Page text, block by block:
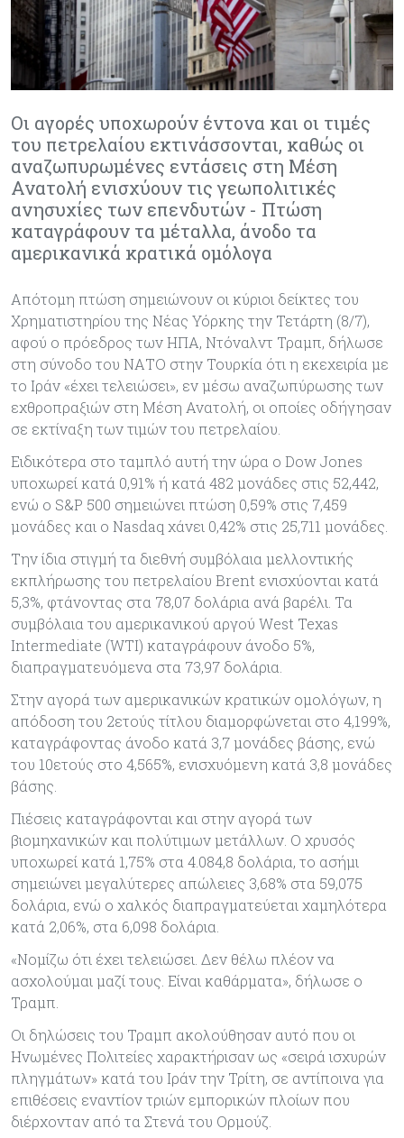
Οι αγορές υποχωρούν έντονα και οι τιμές
του πετρελαίου εκτινάσσονται, καθώς οι
αναζωπυρωμένες εντάσεις στη Μέση
Ανατολή ενισχύουν τις γεωπολιτικές
ανησυχίες των επενδυτών - Πτώση
καταγράφουν τα μέταλλα, άνοδο τα
αμερικανικά κρατικά ομόλογα
Απότομη πτώση σημειώνουν οι κύριοι δείκτες του
Χρηματιστηρίου της Νέας Υόρκης την Τετάρτη (8/7),
αφού ο πρόεδρος των ΗΠΑ, Ντόναλντ Τραμπ, δήλωσε
στη σύνοδο του ΝΑΤΟ στην Τουρκία ότι η εκεχειρία με
το Ιράν «έχει τελειώσει», εν μέσω αναζωπύρωσης των
εχθροπραξιών στη Μέση Ανατολή, οι οποίες οδήγησαν
σε εκτίναξη των τιμών του πετρελαίου.
Ειδικότερα στο ταμπλό αυτή την ώρα ο Dow Jones
υποχωρεί κατά 0,91% ή κατά 482 μονάδες στις 52,442,
ενώ ο S&P 500 σημειώνει πτώση 0,59% στις 7,459
μονάδες και ο Nasdaq χάνει 0,42% στις 25,711 μονάδες.
Την ίδια στιγμή τα διεθνή συμβόλαια μελλοντικής
εκπλήρωσης του πετρελαίου Brent ενισχύονται κατά
5,3%, φτάνοντας στα 78,07 δολάρια ανά βαρέλι. Τα
συμβόλαια του αμερικανικού αργού West Texas
Intermediate (WTI) καταγράφουν άνοδο 5%,
διαπραγματευόμενα στα 73,97 δολάρια.
Στην αγορά των αμερικανικών κρατικών ομολόγων, η
απόδοση του 2ετούς τίτλου διαμορφώνεται στο 4,199%,
καταγράφοντας άνοδο κατά 3,7 μονάδες βάσης, ενώ
του 10ετούς στο 4,565%, ενισχυόμενη κατά 3,8 μονάδες
βάσης.
Πιέσεις καταγράφονται και στην αγορά των
βιομηχανικών και πολύτιμων μετάλλων. Ο χρυσός
υποχωρεί κατά 1,75% στα 4.084,8 δολάρια, το ασήμι
σημειώνει μεγαλύτερες απώλειες 3,68% στα 59,075
δολάρια, ενώ ο χαλκός διαπραγματεύεται χαμηλότερα
κατά 2,06%, στα 6,098 δολάρια.
«Νομίζω ότι έχει τελειώσει. Δεν θέλω πλέον να
ασχολούμαι μαζί τους. Είναι καθάρματα», δήλωσε ο
Τραμπ.
Οι δηλώσεις του Τραμπ ακολούθησαν αυτό που οι
Ηνωμένες Πολιτείες χαρακτήρισαν ως «σειρά ισχυρών
πληγμάτων» κατά του Ιράν την Τρίτη, σε αντίποινα για
επιθέσεις εναντίον τριών εμπορικών πλοίων που
διέρχονταν από τα Στενά του Ορμούζ.